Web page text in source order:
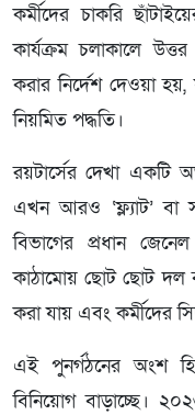
কর্মীদের চাকরি
কার্যক্রম চলাকালে
করার নির্দেশ দেওয়া
নিয়মিত পদ্ধতি।
রয়টার্সের দেখা একটি
এখন আরও ‘ফ্ল্যাট’ বা
বিভাগের প্রধান
কাঠামোয় ছোট ছোট দল
করা যায় এবং কর্মীদের
এই পুনর্গঠনের অংশ
বিনিয়োগ বাড়াচ্ছে।